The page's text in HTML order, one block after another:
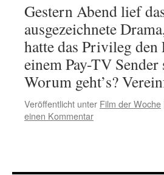
Gestern Abend lief
ausgezeichnete
hatte das Privileg
einem Pay-TV
Worum geht’s?
Veröffentlicht unter Film der Woche
einen Kommentar